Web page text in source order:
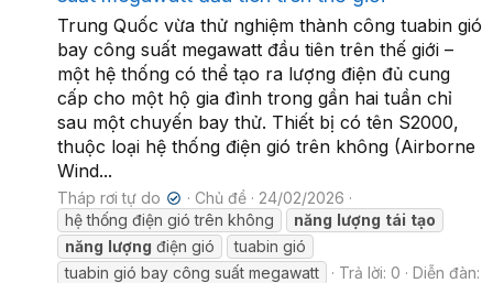
Trung Quốc vừa thử nghiệm thành công tuabin gió
bay công suất megawatt đầu tiên trên thế giới –
một hệ thống có thể tạo ra lượng điện đủ cung
cấp cho một hộ gia đình trong gần hai tuần chỉ
sau một chuyến bay thử. Thiết bị có tên S2000,
thuộc loại hệ thống điện gió trên không (Airborne
Wind...
Tháp rơi tự do ✔ Chủ đề
24/02/2026
hệ thống điện gió trên không
năng lượng tái tạo
năng lượng điện gió
tuabin gió
tuabin gió bay công suất megawatt
Trả lời: 0
Diễn đàn: